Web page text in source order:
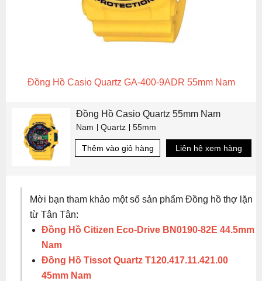
Đồng Hồ Casio Quartz GA-400-9ADR 55mm Nam
Đồng Hồ Casio Quartz 55mm Nam
Nam Quartz 55mm
Thêm vào giỏ hàng Liên hệ xem hàng
Mời bạn tham khảo một số sản phẩm Đồng hồ thợ lặn
từ Tân Tân:
Đồng Hồ Citizen Eco-Drive BN0190-82E 44.5mm
Nam
Đồng Hồ Tissot Quartz T120.417.11.421.00
45mm Nam